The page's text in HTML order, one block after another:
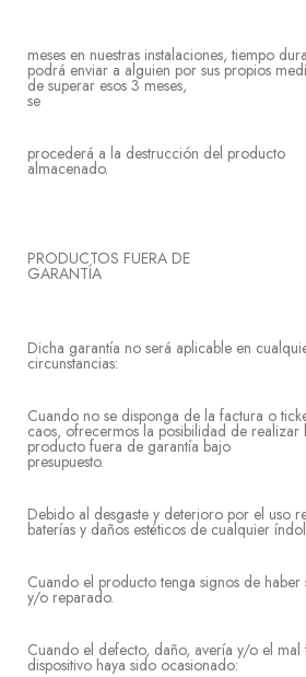
meses en nuestras instalaciones, tiempo
podrá enviar a alguien por sus propios
de superar esos 3 meses,
procederá a la destrucción del producto
PRODUCTOS FUERA DE
Dicha garantía no será aplicable en
Cuando no se disponga de la factura o
caos, ofrecermos la posibilidad de realizar
producto fuera de garantía bajo
Debido al desgaste y deterioro por el uso
baterías y daños estéticos de cualquier
Cuando el producto tenga signos de
y/o
Cuando el defecto, daño, avería y/o el
dispositivo haya sido